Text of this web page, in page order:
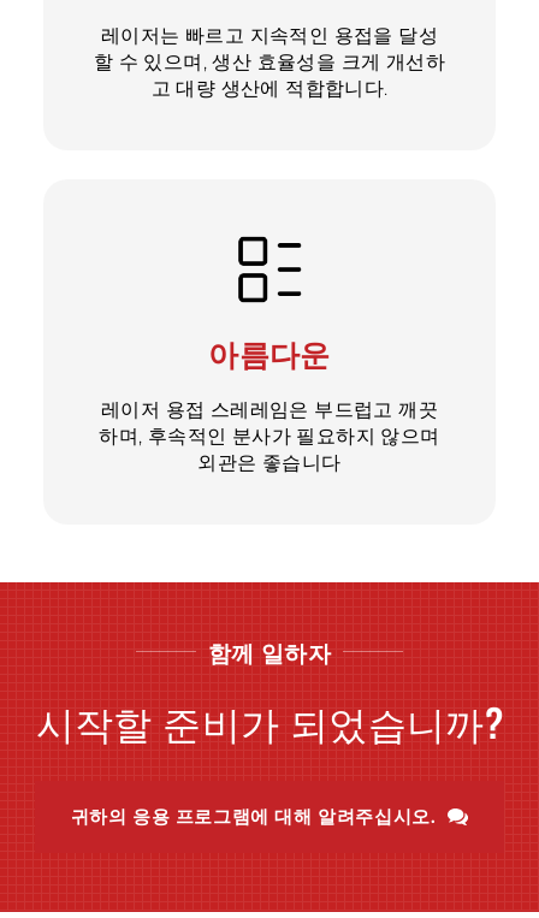
레이저는 빠르고 지속적인 용접을 달성
할 수 있으며, 생산 효율성을 크게 개선하
고 대량 생산에 적합합니다.
아름다운
레이저 용접 스레레임은 부드럽고 깨끗
하며, 후속적인 분사가 필요하지 않으며
외관은 좋습니다
함께 일하자
시작할 준비가 되었습니까?
귀하의 응용 프로그램에 대해 알려주십시오.